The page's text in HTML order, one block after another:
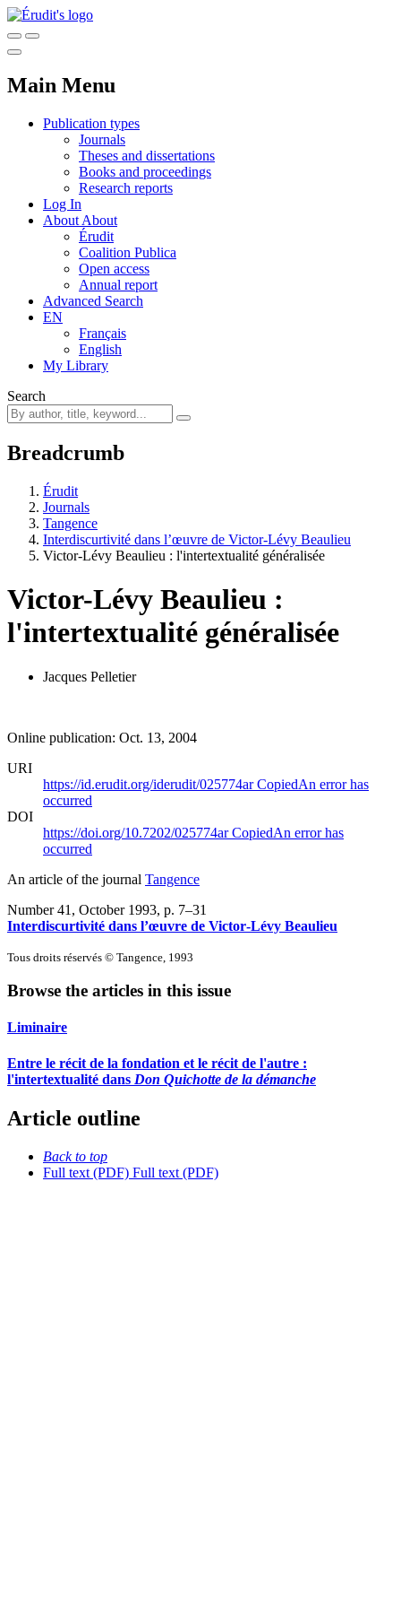
Main Menu
Publication types
Journals
Theses and dissertations
Books and proceedings
Research reports
Log In
About About
Érudit
Coalition Publica
Open access
Annual report
Advanced Search
EN
Français
English
My Library
Search
Breadcrumb
Érudit
Journals
Tangence
Interdiscurtivité dans l’œuvre de Victor‑Lévy Beaulieu
Victor-Lévy Beaulieu : l'intertextualité généralisée
Victor-Lévy Beaulieu :
l'intertextualité généralisée
Jacques Pelletier
Online publication: Oct. 13, 2004
URI
https://id.erudit.org/iderudit/025774arCopiedAn error has
occurred
DOI
https://doi.org/10.7202/025774arCopiedAn error has
occurred
An article of the journal Tangence
Number 41, October 1993, p. 7–31
Interdiscurtivité dans l’œuvre de Victor‑Lévy Beaulieu
Tous droits réservés © Tangence, 1993
Browse the articles in this issue
Liminaire
Entre le récit de la fondation et le récit de l'autre :
l'intertextualité dans Don Quichotte de la démanche
Article outline
Back to top
Full text (PDF) Full text (PDF)